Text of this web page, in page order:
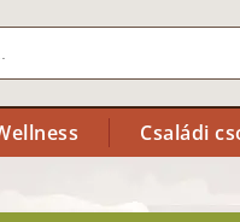
Családi